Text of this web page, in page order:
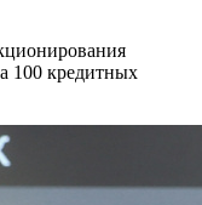
100 кредитных